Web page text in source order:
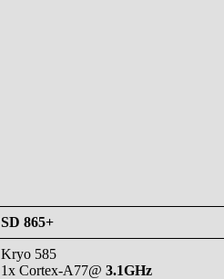
SD 865+
Kryo 585
1x Cortex-A77@ 3.1GHz